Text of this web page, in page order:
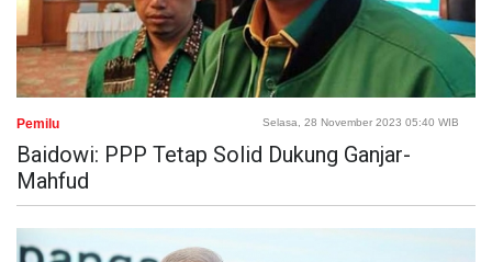
Pemilu Selasa, 28 November 2023 05:40 WIB
Baidowi: PPP Tetap Solid Dukung Ganjar-
Mahfud